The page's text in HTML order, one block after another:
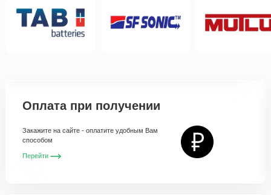
Оплата при получении
Закажите на сайте - оплатите удобным Вам
способом
Перейти